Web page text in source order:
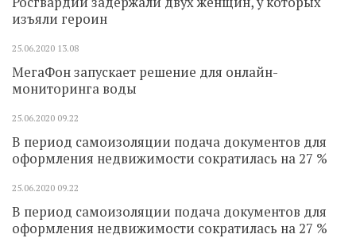
изъяли героин
25.06.2020 13.08
МегаФон запускает решение для онлайн-
мониторинга воды
25.06.2020 09.22
В период самоизоляции подача документов для
оформления недвижимости сократилась на 27 %
25.06.2020 09.22
В период самоизоляции подача документов для
оформления недвижимости сократилась на 27 %